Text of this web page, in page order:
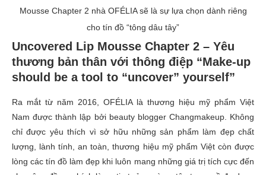
Mousse Chapter 2 nhà OFÉLIA sẽ là sự lựa chọn dành riêng
cho tín đồ “tông dâu tây”
Uncovered Lip Mousse Chapter 2 – Yêu
thương bản thân với thông điệp “Make-up
should be a tool to “uncover” yourself”
Ra mắt từ năm 2016, OFÉLIA là thương hiệu mỹ phẩm Việt
Nam được thành lập bởi beauty blogger Changmakeup. Không
chỉ được yêu thích vì sở hữu những sản phẩm làm đẹp chất
lượng, lành tính, an toàn, thương hiệu mỹ phẩm Việt còn được
lòng các tín đồ làm đẹp khi luôn mang những giá trị tích cực đến